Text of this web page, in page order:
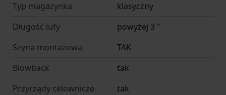
rekreacyjnego.
Kule pieprzowe po trafieniu w cel uwalniają
działaniu obronnym co standardowy gaz
pieprzowy.
Twarde kule gumowe cechują się dużą mocą
Typ magazynka
klasyczny
Długość lufy
powyżej 3 "
Szyna montażowa
TAK
Blowback
tak
Przyrządy celownicze
tak